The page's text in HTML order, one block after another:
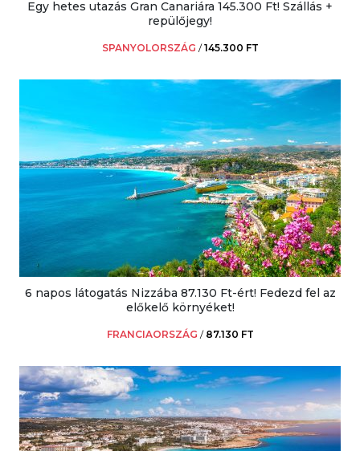
Egy hetes utazás Gran Canariára 145.300 Ft! Szállás +
repülőjegy!
SPANYOLORSZÁG /145.300 FT
6 napos látogatás Nizzába 87.130 Ft-ért! Fedezd fel az
előkelő környéket!
FRANCIAORSZÁG / 87.130 FT